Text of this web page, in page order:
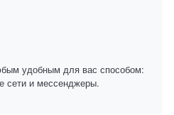
удобным для вас способом:
сети и мессенджеры.